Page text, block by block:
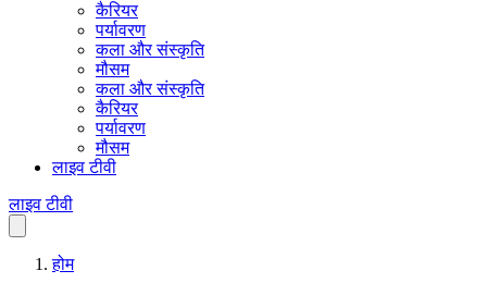
कैरियर
पर्यावरण
कला और संस्कृति
मौसम
कला और संस्कृति
कैरियर
पर्यावरण
मौसम
लाइव टीवी
लाइव टीवी
होम